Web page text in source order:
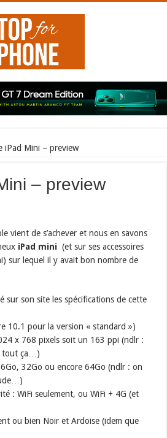
iPad Mini – preview
– preview
vient de s’achever et nous en savons
iPad mini (et sur ses accessoires
sur lequel il y avait bon nombre de
sur son site les spécifications de cette
10.1 pour la version « standard »)
x 768 pixels soit un 163 ppi (ndlr :
tout ça…)
32Go ou encore 64Go (ndlr : on
: WiFi seulement, ou WiFi + 4G (et
ou bien Noir et Ardoise (idem que